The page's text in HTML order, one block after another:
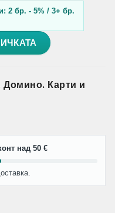
2 бр. - 5% / 3+ бр.
Карти и
над 50 €